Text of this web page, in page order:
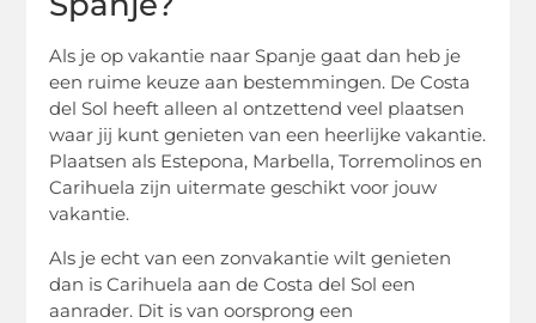
Als je op vakantie naar Spanje gaat dan heb je
een ruime keuze aan bestemmingen. De Costa
del Sol heeft alleen al ontzettend veel plaatsen
waar jij kunt genieten van een heerlijke vakantie.
Plaatsen als Estepona, Marbella, Torremolinos en
Carihuela zijn uitermate geschikt voor jouw
vakantie.
Als je echt van een zonvakantie wilt genieten
dan is Carihuela aan de Costa del Sol een
aanrader. Dit is van oorsprong een